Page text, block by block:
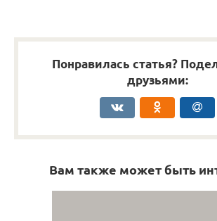
Понравилась статья?
друзьями:
Вам также может быть